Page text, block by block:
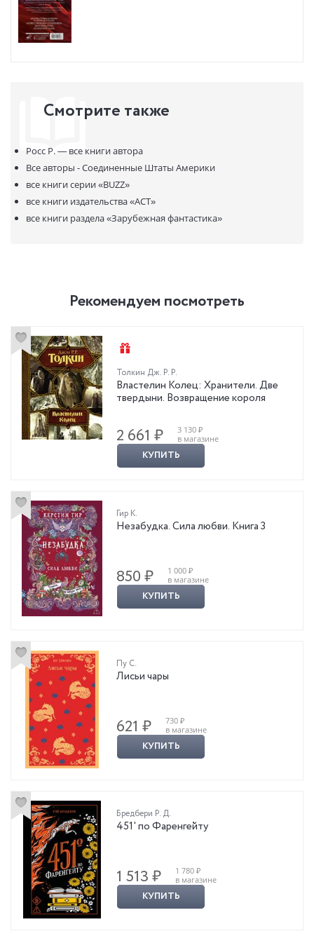
Смотрите также
Росс Р. — все книги автора
Все авторы - Соединенные Штаты Америки
все книги серии«BUZZ»
все книги издательства«АСТ»
все книги раздела«Зарубежная фантастика»
Рекомендуем посмотреть
Толкин Дж. Р. Р.
Властелин Колец: Хранители. Две
твердыни. Возвращение короля
2 661 ₽
3 130 ₽
в магазине
КУПИТЬ
Гир К.
Незабудка. Сила любви. Книга 3
850 ₽
1 000 ₽
в магазине
КУПИТЬ
Пу С.
Лисьи чары
621 ₽
730 ₽
в магазине
КУПИТЬ
Бредбери Р. Д.
451' по Фаренгейту
1 513 ₽
1 780 ₽
в магазине
КУПИТЬ